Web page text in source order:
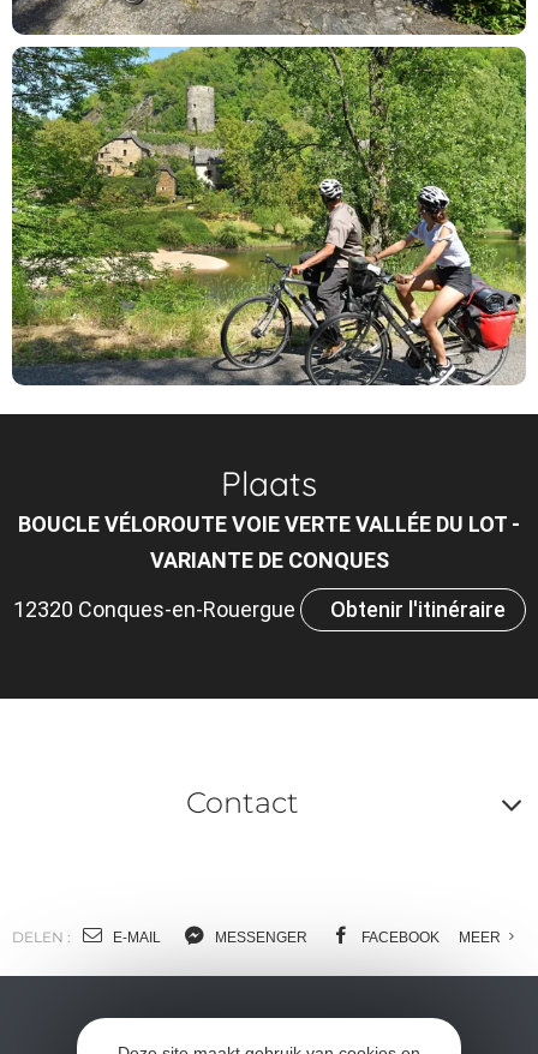
Plaats
BOUCLE VÉLOROUTE VOIE VERTE VALLÉE DU LOT -
VARIANTE DE CONQUES
12320 Conques-en-Rouergue
Obtenir l'itinéraire
Contact
DELEN : E-MAIL MESSENGER FACEBOOK MEER